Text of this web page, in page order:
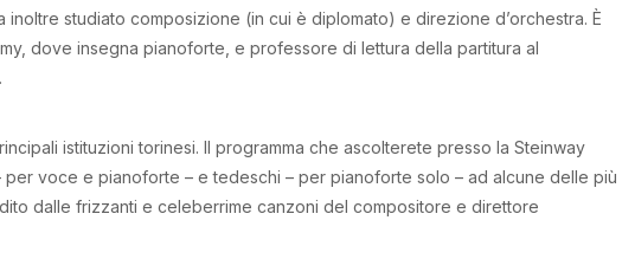
inoltre studiato composizione (in cui è diplomato) e direzione d’orchestra. È
dove insegna pianoforte, e professore di lettura della partitura al
istituzioni torinesi. Il programma che ascolterete presso la Steinway
per voce e pianoforte – e tedeschi – per pianoforte solo – ad alcune delle più
dalle frizzanti e celeberrime canzoni del compositore e direttore